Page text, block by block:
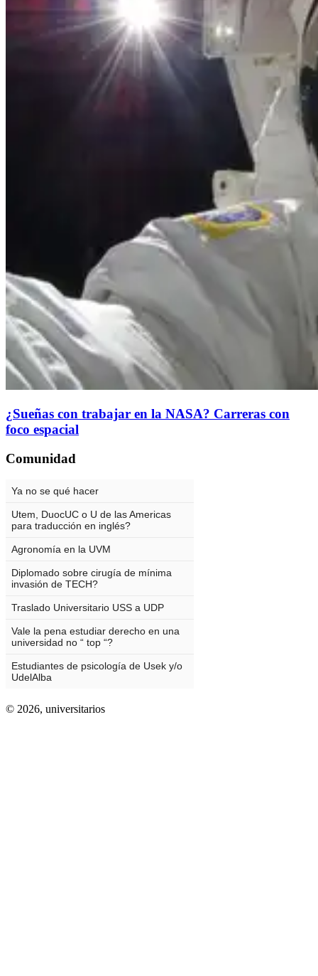
¿Sueñas con trabajar en la NASA? Carreras con
foco espacial
Comunidad
© 2026, universitarios